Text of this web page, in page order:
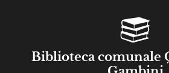
Biblioteca comunale